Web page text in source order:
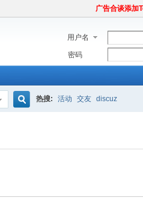
广告合谈添加
用户名
密码
热搜: 活动 交友 discuz